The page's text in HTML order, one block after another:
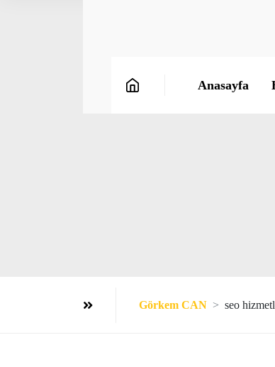
Anasayfa
Görkem CAN seo